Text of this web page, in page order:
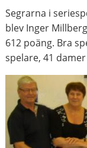
Segrarna i
blev Inger
612 poäng. Bra
spelare, 41